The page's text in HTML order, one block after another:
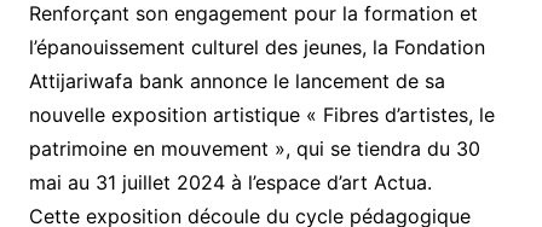
Renforçant son engagement pour la formation et
l’épanouissement culturel des jeunes, la Fondation
Attijariwafa bank annonce le lancement de sa
nouvelle exposition artistique « Fibres d’artistes, le
patrimoine en mouvement », qui se tiendra du 30
mai au 31 juillet 2024 à l’espace d’art Actua.
Cette exposition découle du cycle pédagogique